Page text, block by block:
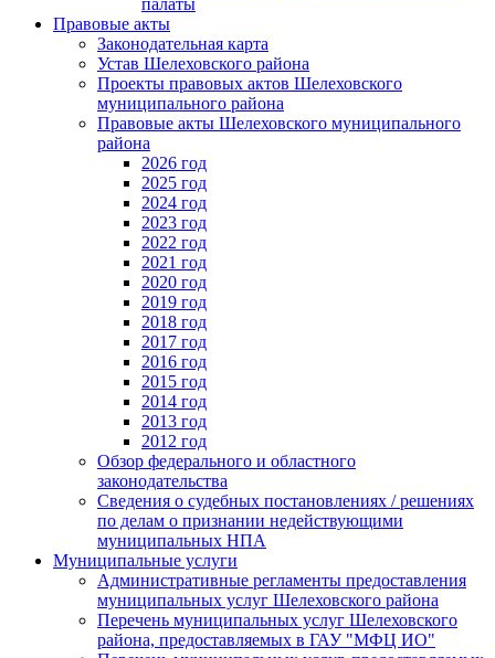
Правовые акты
Законодательная карта
Устав Шелеховского района
Проекты правовых актов Шелеховского
муниципального района
Правовые акты Шелеховского муниципального
района
2026 год
2025 год
2024 год
2023 год
2022 год
2021 год
2020 год
2019 год
2018 год
2017 год
2016 год
2015 год
2014 год
2013 год
2012 год
Обзор федерального и областного
законодательства
Сведения о судебных постановлениях / решениях
по делам о признании недействующими
муниципальных НПА
Муниципальные услуги
Административные регламенты предоставления
муниципальных услуг Шелеховского района
Перечень муниципальных услуг Шелеховского
района, предоставляемых в ГАУ "МФЦ ИО"